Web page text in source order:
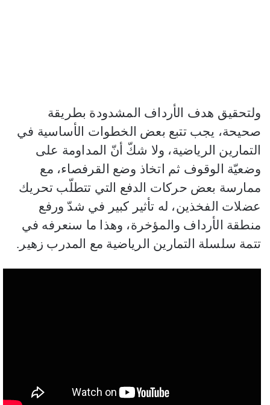
ولتحقيق هدف الأرداف المشدودة بطريقة
صحيحة، يجب تتبع بعض الخطوات الأساسية في
التمارين الرياضية، ولا شكّ أنّ المداومة على
وضعيّة الوقوف ثم اتخاذ وضع القرفصاء، مع
ممارسة بعض حركات الدفع التي تتطلّب تحريك
عضلات الفخذين، له تأثير كبير في شدّ ورفع
منطقة الأرداف والمؤخرة، وهذا ما سنعرفه في
تتمة سلسلة التمارين الرياضية مع المدرب زهير.